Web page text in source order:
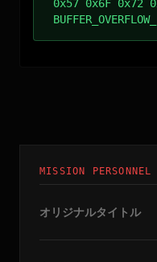
0x57 0x6F 0x72
MISSION PERSONNEL
オリジナルタイトル